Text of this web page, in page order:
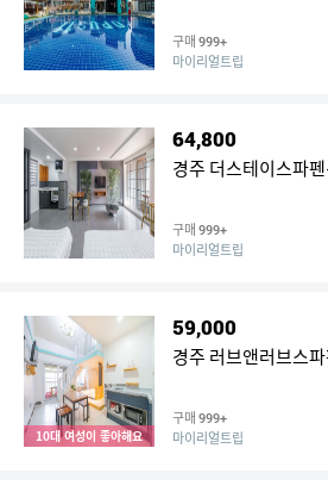
구매 999+
마이리얼트립
64,800
경주 더스테이스파
구매 999+
마이리얼트립
10대 여성이 좋아해요
59,000
경주 러브앤러브스
구매 999+
마이리얼트립